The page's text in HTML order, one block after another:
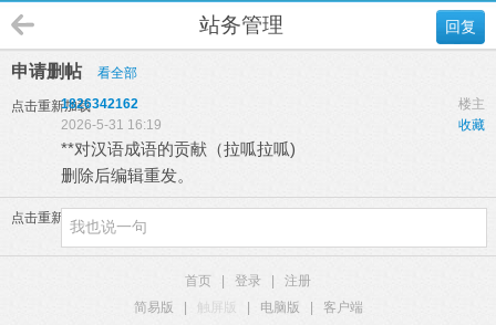
回复
站务管理
申请删帖 看全部
点击重新加载 楼主
1826342162
收藏
2026-5-31 16:19
**对汉语成语的贡献（拉呱拉呱)
删除后编辑重发。
点击重新加载
首页 登录
注册
简易版
触屏版 电脑版
客户端